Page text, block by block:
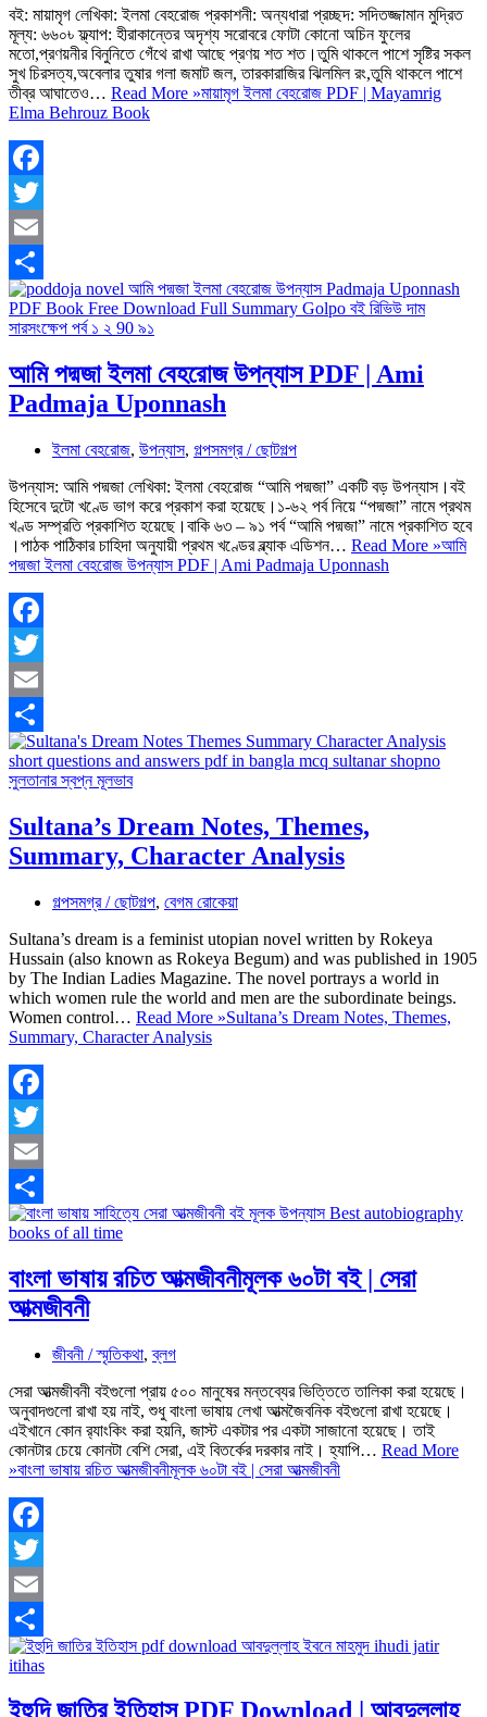
বই: মায়ামৃগ লেখিকা: ইলমা বেহরোজ প্রকাশনী: অন্যধারা প্রচ্ছদ: সদিতজ্জামান মুদ্রিত
মূল্য: ৬৬০৳ ফ্ল্যাপ: হীরাকান্তের অদৃশ্য সরোবরে ফোটা কোনো অচিন ফুলের
মতো,প্রণয়নীর বিনুনিতে গেঁথে রাখা আছে প্রণয় শত শত।তুমি থাকলে পাশে সৃষ্টির সকল
সুখ চিরসত্য,অবেলার তুষার গলা জমাট জল, তারকারাজির ঝিলমিল রং,তুমি থাকলে পাশে
তীব্র আঘাতেও… Read More »মায়ামৃগ ইলমা বেহরোজ PDF | Mayamrig
Elma Behrouz Book
Facebook
Twitter
Email
Share
আমি পদ্মজা ইলমা বেহরোজ উপন্যাস PDF | Ami
Padmaja Uponnash
ইলমা বেহরোজ, উপন্যাস, গল্পসমগ্র / ছোটগল্প
উপন্যাস: আমি পদ্মজা লেখিকা: ইলমা বেহরোজ “আমি পদ্মজা” একটি বড় উপন্যাস।বই
হিসেবে দুটো খণ্ডে ভাগ করে প্রকাশ করা হয়েছে।১-৬২ পর্ব নিয়ে “পদ্মজা” নামে প্রথম
খণ্ড সম্প্রতি প্রকাশিত হয়েছে।বাকি ৬৩ – ৯১ পর্ব “আমি পদ্মজা” নামে প্রকাশিত হবে
।পাঠক পাঠিকার চাহিদা অনুযায়ী প্রথম খণ্ডের ব্ল্যাক এডিশন… Read More »আমি
পদ্মজা ইলমা বেহরোজ উপন্যাস PDF | Ami Padmaja Uponnash
Facebook
Twitter
Email
Share
Sultana’s Dream Notes, Themes,
Summary, Character Analysis
গল্পসমগ্র / ছোটগল্প, বেগম রোকেয়া
Sultana’s dream is a feminist utopian novel written by Rokeya
Hussain (also known as Rokeya Begum) and was published in 1905
by The Indian Ladies Magazine. The novel portrays a world in
which women rule the world and men are the subordinate beings.
Women control… Read More »Sultana’s Dream Notes, Themes,
Summary, Character Analysis
Facebook
Twitter
Email
Share
বাংলা ভাষায় রচিত আত্মজীবনীমূলক ৬০টা বই | সেরা
আত্মজীবনী
জীবনী / স্মৃতিকথা,ব্লগ
সেরা আত্মজীবনী বইগুলো প্রায় ৫০০ মানুষের মন্তব্যের ভিত্তিতে তালিকা করা হয়েছে।
অনুবাদগুলো রাখা হয় নাই, শুধু বাংলা ভাষায় লেখা আত্মজৈবনিক বইগুলো রাখা হয়েছে।
এইখানে কোন র‍্যাংকিং করা হয়নি, জাস্ট একটার পর একটা সাজানো হয়েছে। তাই
কোনটার চেয়ে কোনটা বেশি সেরা, এই বিতর্কের দরকার নাই। হ্যাপি… Read More
»বাংলা ভাষায় রচিত আত্মজীবনীমূলক ৬০টা বই | সেরা আত্মজীবনী
Facebook
Twitter
Email
Share
ইহুদি জাতির ইতিহাস PDF Download | আবদুল্লাহ